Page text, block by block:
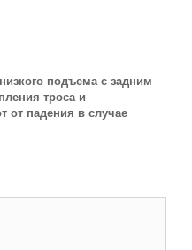
подъема с задним
троса и
от падения в случае
СДЭК